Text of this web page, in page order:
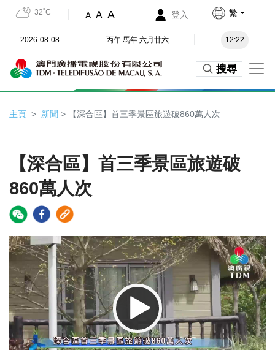
32˚C A A A 登入 繁
2026-08-08 丙午 馬年 六月廿六 12:22
搜尋
主頁 新聞 > 【深合區】首三季景區旅遊破860萬人次
【深合區】首三季景區旅遊破
860萬人次
Video
Player